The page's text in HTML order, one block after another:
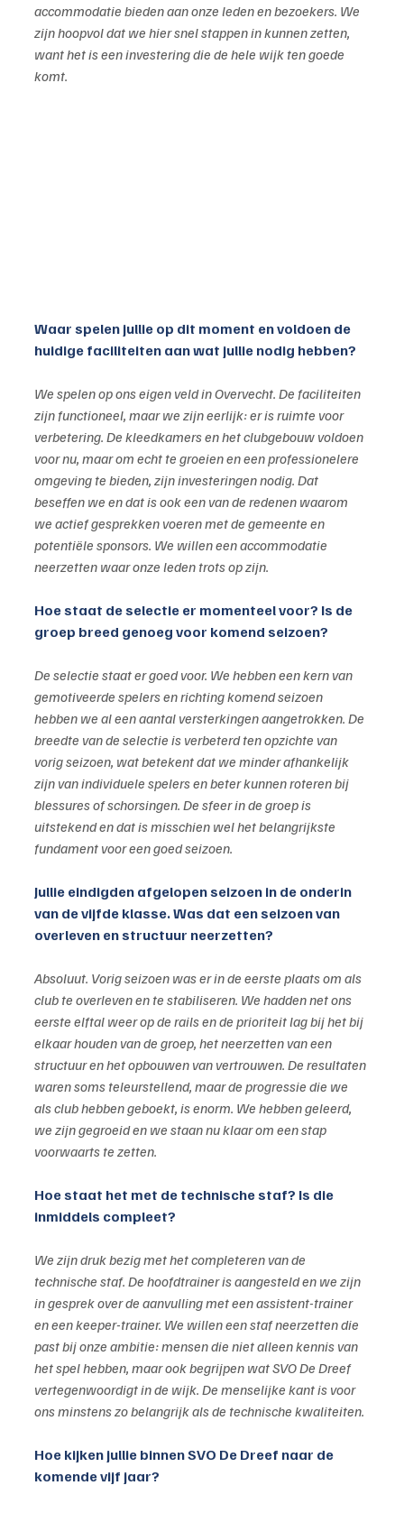
accommodatie bieden aan onze leden en bezoekers. We
zijn hoopvol dat we hier snel stappen in kunnen zetten,
want het is een investering die de hele wijk ten goede
komt.
Waar spelen jullie op dit moment en voldoen de
huidige faciliteiten aan wat jullie nodig hebben?
We spelen op ons eigen veld in Overvecht. De faciliteiten
zijn functioneel, maar we zijn eerlijk: er is ruimte voor
verbetering. De kleedkamers en het clubgebouw voldoen
voor nu, maar om echt te groeien en een professionelere
omgeving te bieden, zijn investeringen nodig. Dat
beseffen we en dat is ook een van de redenen waarom
we actief gesprekken voeren met de gemeente en
potentiële sponsors. We willen een accommodatie
neerzetten waar onze leden trots op zijn.
Hoe staat de selectie er momenteel voor? Is de
groep breed genoeg voor komend seizoen?
De selectie staat er goed voor. We hebben een kern van
gemotiveerde spelers en richting komend seizoen
hebben we al een aantal versterkingen aangetrokken. De
breedte van de selectie is verbeterd ten opzichte van
vorig seizoen, wat betekent dat we minder afhankelijk
zijn van individuele spelers en beter kunnen roteren bij
blessures of schorsingen. De sfeer in de groep is
uitstekend en dat is misschien wel het belangrijkste
fundament voor een goed seizoen.
Jullie eindigden afgelopen seizoen in de onderin
van de vijfde klasse. Was dat een seizoen van
overleven en structuur neerzetten?
Absoluut. Vorig seizoen was er in de eerste plaats om als
club te overleven en te stabiliseren. We hadden net ons
eerste elftal weer op de rails en de prioriteit lag bij het bij
elkaar houden van de groep, het neerzetten van een
structuur en het opbouwen van vertrouwen. De resultaten
waren soms teleurstellend, maar de progressie die we
als club hebben geboekt, is enorm. We hebben geleerd,
we zijn gegroeid en we staan nu klaar om een stap
voorwaarts te zetten.
Hoe staat het met de technische staf? Is die
inmiddels compleet?
We zijn druk bezig met het completeren van de
technische staf. De hoofdtrainer is aangesteld en we zijn
in gesprek over de aanvulling met een assistent-trainer
en een keeper-trainer. We willen een staf neerzetten die
past bij onze ambitie: mensen die niet alleen kennis van
het spel hebben, maar ook begrijpen wat SVO De Dreef
vertegenwoordigt in de wijk. De menselijke kant is voor
ons minstens zo belangrijk als de technische kwaliteiten.
Hoe kijken jullie binnen SVO De Dreef naar de
komende vijf jaar?